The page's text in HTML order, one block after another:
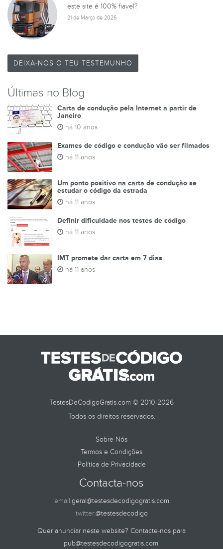
este site é 100% fiavel?
21 de Março de 2026
DEIXA-NOS O TEU TESTEMUNHO
Últimas no Blog
Carta de condução pela Internet a partir de
Janeiro
há 10 anos
Exames de código e condução vão ser filmados
há 11 anos
Um ponto positivo na carta de condução se
estudar o código da estrada
há 11 anos
Definir dificuldade nos testes de código
há 11 anos
IMT promete dar carta em 7 dias
há 11 anos
TestesDeCodigoGratis.com © 2010-2026
Todos os direitos reservados.
Sobre Nós
Termos e Condições
Política de Privacidade
Contacta-nos
email:geral@testesdecodigogratis.com
twitter:@testesdecodigo
Quer anunciar neste website? Contacte-nos para
pub@testesdecodigogratis.com.